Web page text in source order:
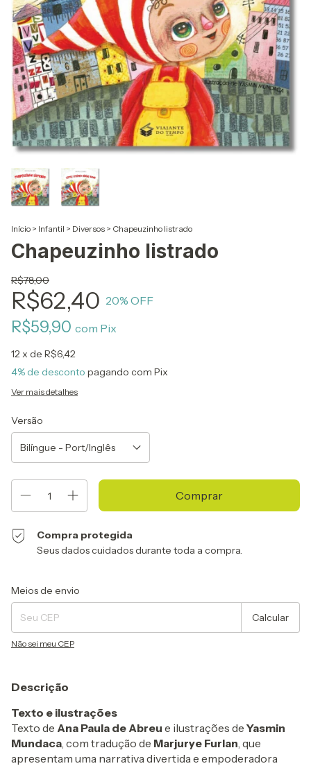
Início > Infantil > Diversos > Chapeuzinho listrado
Chapeuzinho listrado
R$78,00
R$62,40 20% OFF
R$59,90 com Pix
12x de R$6,42
4% de desconto pagando com Pix
Ver mais detalhes
Versão
Compra protegida
Seus dados cuidados durante toda a compra.
Entregas para o CEP:
Meios de envio
Calcular
Não sei meu CEP
Descrição
Texto e ilustrações
Texto de Ana Paula de Abreu e ilustrações de Yasmin
Mundaca, com tradução de Marjurye Furlan, que
apresentam uma narrativa divertida e empoderadora